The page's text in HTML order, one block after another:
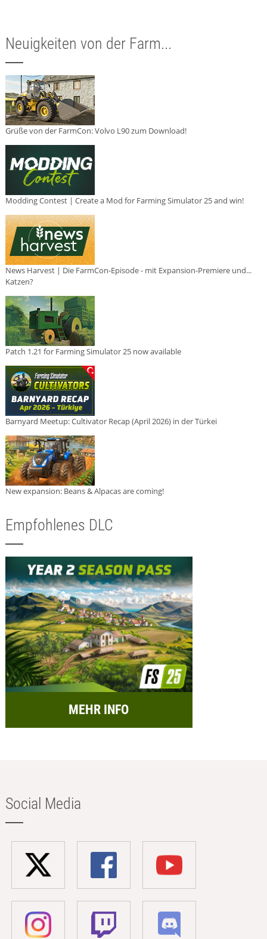
Neuigkeiten von der Farm...
Grüße von der FarmCon: Volvo L90 zum Download!
Modding Contest | Create a Mod for Farming Simulator 25 and win!
News Harvest | Die FarmCon-Episode - mit Expansion-Premiere und...
Katzen?
Patch 1.21 for Farming Simulator 25 now available
Barnyard Meetup: Cultivator Recap (April 2026) in der Türkei
New expansion: Beans & Alpacas are coming!
Empfohlenes DLC
MEHR INFO
Social Media